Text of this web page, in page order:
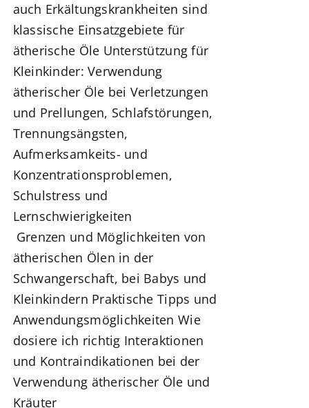
auch Erkältungskrankheiten sind
klassische Einsatzgebiete für
ätherische Öle Unterstützung für
Kleinkinder: Verwendung
ätherischer Öle bei Verletzungen
und Prellungen, Schlafstörungen,
Trennungsängsten,
Aufmerksamkeits- und
Konzentrationsproblemen,
Schulstress und
Lernschwierigkeiten
Grenzen und Möglichkeiten von
ätherischen Ölen in der
Schwangerschaft, bei Babys und
Kleinkindern Praktische Tipps und
AnwendungsmöglichkeitenWie
dosiere ich richtig Interaktionen
und Kontraindikationen bei der
Verwendung ätherischer Öle und
Kräuter